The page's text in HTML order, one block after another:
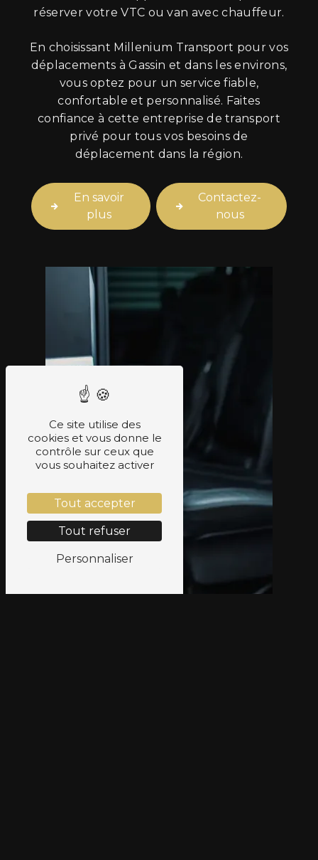
réserver votre VTC ou van avec chauffeur.
En choisissant Millenium Transport pour vos
déplacements à Gassin et dans les environs,
vous optez pour un service fiable,
confortable et personnalisé. Faites
confiance à cette entreprise de transport
privé pour tous vos besoins de
déplacement dans la région.
En savoir
plus
Contactez-
nous
Ce site utilise des
cookies et vous donne le
contrôle sur ceux que
vous souhaitez activer
Tout accepter
Tout refuser
Personnaliser